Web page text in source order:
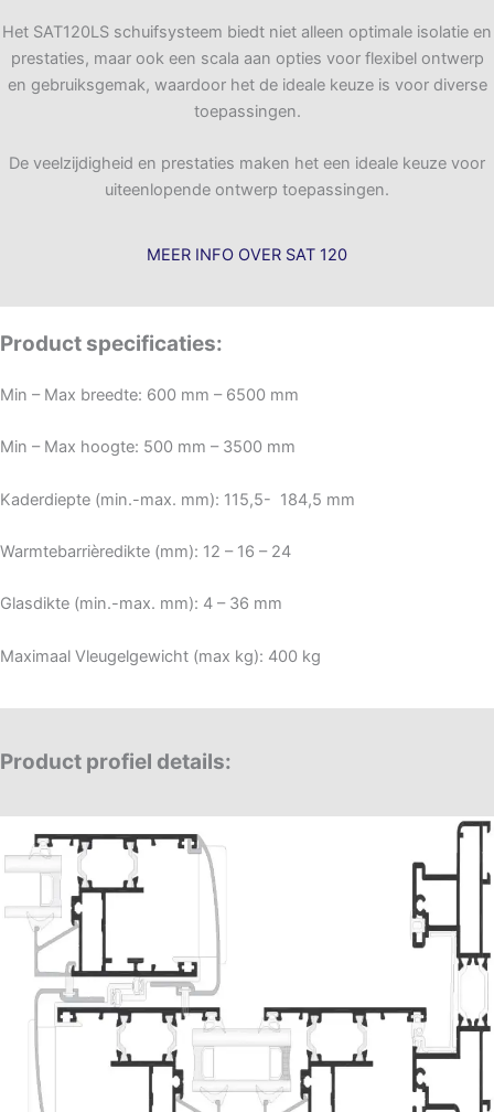
Het SAT120LS schuifsysteem biedt niet alleen optimale isolatie en
prestaties, maar ook een scala aan opties voor flexibel ontwerp
en gebruiksgemak, waardoor het de ideale keuze is voor diverse
toepassingen.
De veelzijdigheid en prestaties maken het een ideale keuze voor
uiteenlopende ontwerp toepassingen.
MEER INFO OVER SAT 120
Product specificaties:
Min – Max breedte: 600 mm – 6500 mm
Min – Max hoogte: 500 mm – 3500 mm
Kaderdiepte (min.-max. mm): 115,5- 184,5 mm
Warmtebarrièredikte (mm): 12 – 16 – 24
Glasdikte (min.-max. mm): 4 – 36 mm
Maximaal Vleugelgewicht (max kg): 400 kg
Product profiel details: